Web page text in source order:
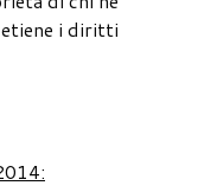
i diritti